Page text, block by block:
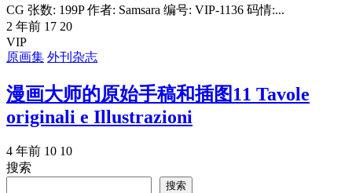
CG 张数: 199P 作者: Samsara 编号: VIP-1136 码情:...
2 年前 17 20
VIP
原画集 外刊杂志
漫画大师的原始手稿和插图11 Tavole
originali e Illustrazioni
4 年前 10 10
搜索
搜索